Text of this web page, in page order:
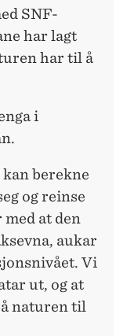
SNF-
har lagt
har til å
i
berekne
og reinse
at den
aukar
Vi
ut, og at
naturen til